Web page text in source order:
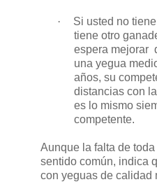
·
Si usted no
tiene otro
espera mejorar
una yegua
años, su
distancias con
es lo mismo
competente.
Aunque la falta de
sentido común, indica
con yeguas de calidad